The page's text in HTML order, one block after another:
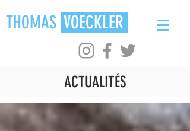
THOMAS VOECKLER
ACTUALITÉS